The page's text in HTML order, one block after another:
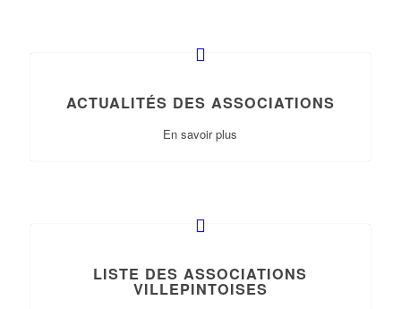
ACTUALITÉS DES ASSOCIATIONS
En savoir plus
LISTE DES ASSOCIATIONS
VILLEPINTOISES